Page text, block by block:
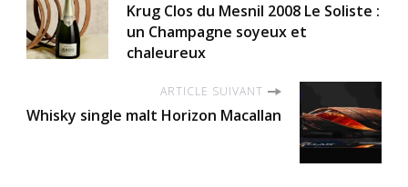
Krug Clos du Mesnil 2008 Le Soliste :
un Champagne soyeux et
chaleureux
ARTICLE SUIVANT
Whisky single malt Horizon Macallan